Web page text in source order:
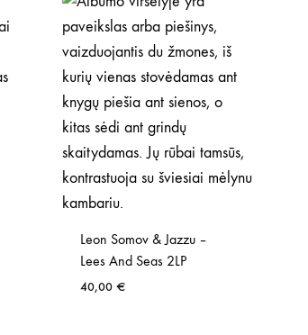
Leon Somov & Jazzu –
Lees And Seas 2LP
40,00€